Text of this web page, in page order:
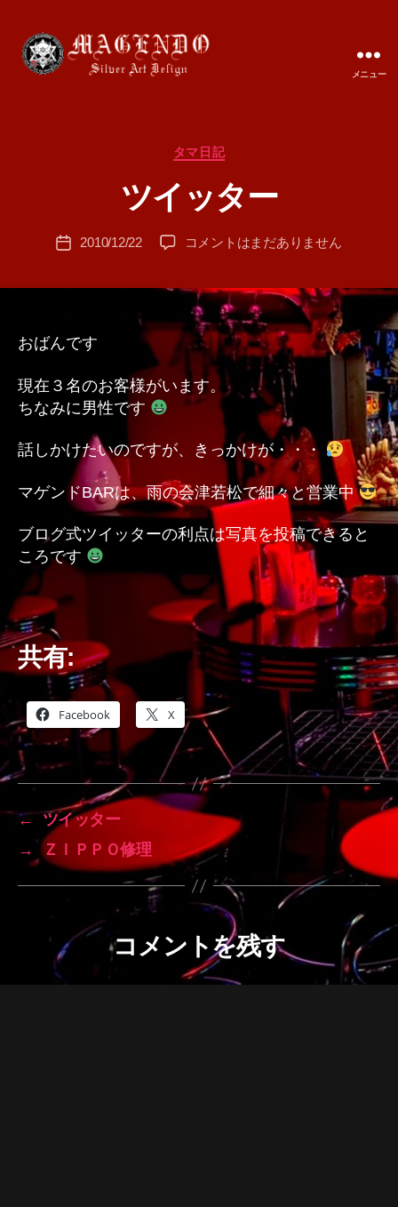
メニュー
カ
ゴ
リ
タマ日記
ツイッター
成
者
T
A
投
2010/12/22
ツ
タ
ー
コメントはまだありません
おばんです
現在３名のお客様がいます。
ちなみに男性です
話しかけたいのですが、きっかけが・・・
マゲンドBARは、雨の会津若松で細々と営業中
ブログ式ツイッターの利点は写真を投稿できると
ころです
共有:
Facebook X
←
ツイッター
→
ＺＩＰＰＯ修理
コメントを残す